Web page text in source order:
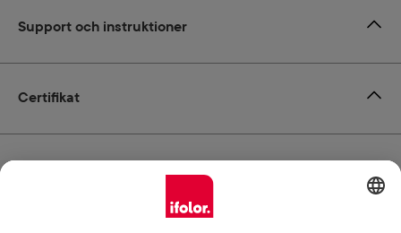
Certifikat
Support och instruktioner